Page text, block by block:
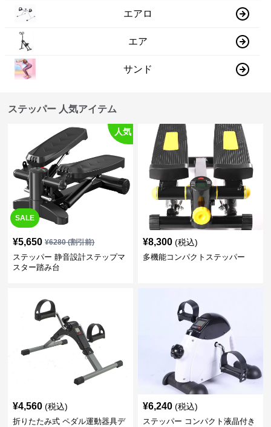
エアロ
エア
サンド
ステッパー 人気アイテム
SALE
人気
¥5,650 ¥6280(割引前)
ステッパー 静音設計ステップマ
スター踏み台
¥8,300 (税込)
多機能コンパクトステッパー
¥4,560 (税込)
折りたたみ式 ペダル運動器具デ
¥6,240 (税込)
ステッパー コンパクト液晶付き